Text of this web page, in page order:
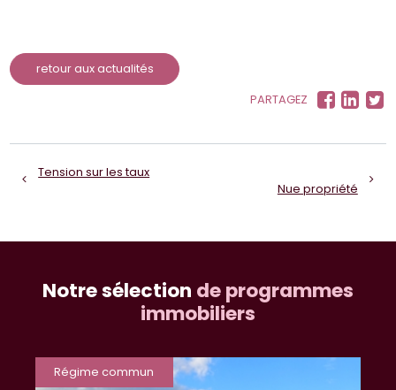
retour aux actualités
PARTAGEZ
Tension sur les taux
Nue propriété
Notre sélection de programmes
immobiliers
Régime commun